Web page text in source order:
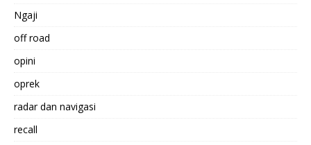
Ngaji
off road
opini
oprek
radar dan navigasi
recall